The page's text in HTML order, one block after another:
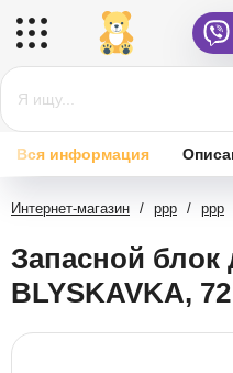
Вся информация
Интернет-магазин / ррр / ррр
Запасной блок
BLYSKAVKA,